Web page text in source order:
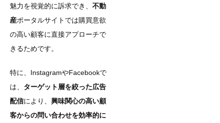
魅力を視覚的に訴求でき、 不動
産ポータルサイトでは購買意欲
の高い顧客に直接アプローチで
きるためです。
特に、InstagramやFacebookで
は、 ターゲット層を絞った広告
配信により、 興味関心の高い顧
客からの問い合わせを効率的に